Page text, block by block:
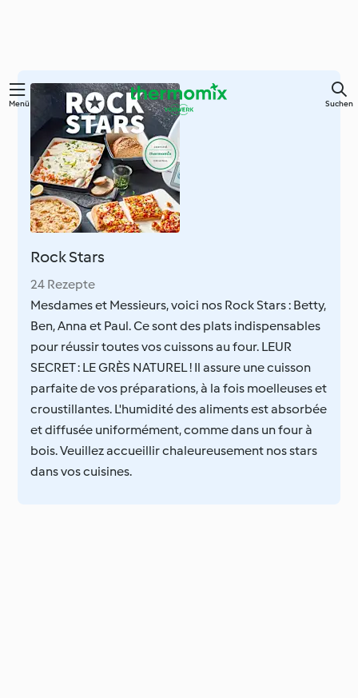
Springe
Hauptinhalt
Menü Suchen
Rock Stars
24 Rezepte
Mesdames et Messieurs, voici nos Rock Stars : Betty,
Ben, Anna et Paul. Ce sont des plats indispensables
pour réussir toutes vos cuissons au four. LEUR
SECRET : LE GRÈS NATUREL ! Il assure une cuisson
parfaite de vos préparations, à la fois moelleuses et
croustillantes. L'humidité des aliments est absorbée
et diffusée uniformément, comme dans un four à
bois. Veuillez accueillir chaleureusement nos stars
dans vos cuisines.